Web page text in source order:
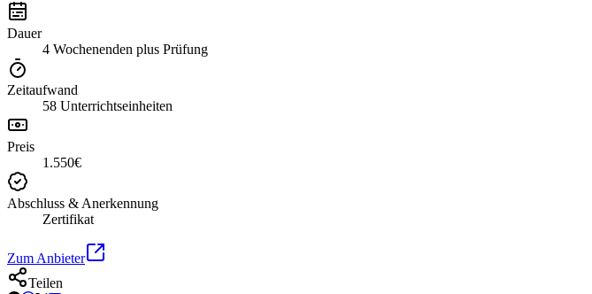
Dauer
4 Wochenenden plus Prüfung
Zeitaufwand
58 Unterrichtseinheiten
Preis
1.550€
Abschluss & Anerkennung
Zertifikat
Zum Anbieter
Teilen